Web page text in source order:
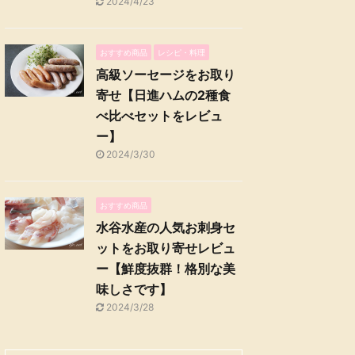
おすすめ商品 レシピ・料理
高級ソーセージをお取り
寄せ【日進ハムの2種食
べ比べセットをレビュ
ー】
2024/3/30
おすすめ商品
水谷水産の人気お刺身セ
ットをお取り寄せレビュ
ー【鮮度抜群！格別な美
味しさです】
2024/3/28